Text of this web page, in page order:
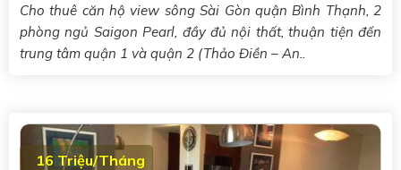
Cho thuê căn hộ view sông Sài Gòn quận Bình Thạnh, 2
phòng ngủ Saigon Pearl, đầy đủ nội thất, thuận tiện đến
trung tâm quận 1 và quận 2 (Thảo Điền – An..
16 Triệu/Tháng